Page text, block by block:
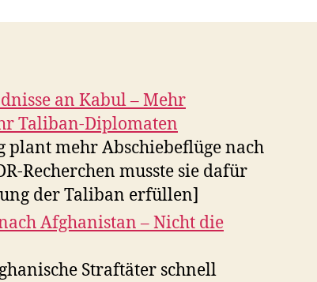
an Kabul – Mehr
Taliban-Diplomaten
plant mehr Abschiebeflüge nach
Recherchen musste sie dafür
der Taliban erfüllen]
Afghanistan – Nicht die
Straftäter schnell